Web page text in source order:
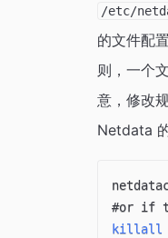
/etc/
的文件配
则，一个
意，修改
Netdata
#or if
killall